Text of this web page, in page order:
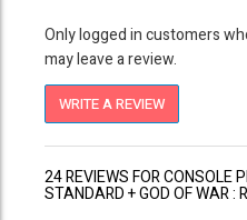
Only logged in customers
may leave a review.
WRITE A REVIEW
24 REVIEWS FOR CONSOLE
STANDARD + GOD OF WAR :